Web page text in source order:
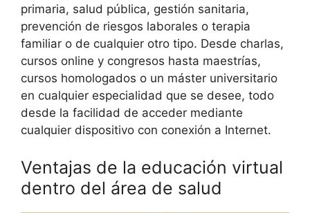
primaria, salud pública, gestión sanitaria,
prevención de riesgos laborales o terapia
familiar o de cualquier otro tipo. Desde charlas,
cursos online y congresos hasta maestrías,
cursos homologados o un máster universitario
en cualquier especialidad que se desee, todo
desde la facilidad de acceder mediante
cualquier dispositivo con conexión a Internet.
Ventajas de la educación virtual
dentro del área de salud